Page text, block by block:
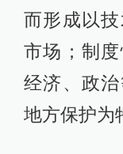
而形成以
市场；制
经济、政
地方保护为